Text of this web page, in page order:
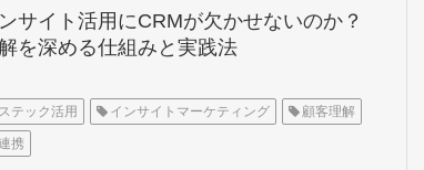
サイト活用にCRMが欠かせないのか？
を深める仕組みと実践法
テック活用 インサイトマーケティング 顧客理解
携